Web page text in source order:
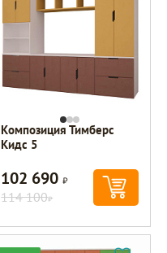
Композиция Тимберс
Кидс 5
102 690Р
114 100Р